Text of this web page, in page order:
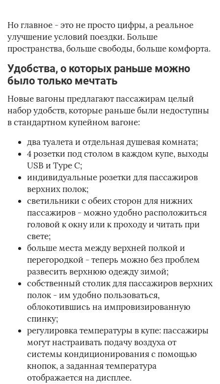
Но главное - это не просто цифры, а реальное
улучшение условий поездки. Больше
пространства, больше свободы, больше комфорта.
Удобства, о которых раньше можно
было только мечтать
Новые вагоны предлагают пассажирам целый
набор удобств, которые раньше были недоступны
в стандартном купейном вагоне:
два туалета и отдельная душевая комната;
4 розетки под столом в каждом купе, выходы
USB и Type C;
индивидуальные розетки для пассажиров
верхних полок;
светильники с обеих сторон для нижних
пассажиров - можно удобно расположиться
головой к окну или к проходу и читать при
свете;
больше места между верхней полкой и
перегородкой - теперь можно без проблем
развесить верхнюю одежду зимой;
собственный столик для пассажиров верхних
полок - им удобно пользоваться,
облокотившись на импровизированную
спинку;
регулировка температуры в купе: пассажиры
могут настраивать подачу воздуха от
системы кондиционирования с помощью
кнопок, а заданная температура
отображается на дисплее.